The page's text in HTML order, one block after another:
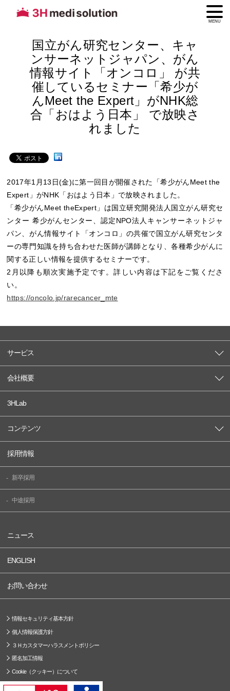
MENU
国立がん研究センター、キャ
ンサーネットジャパン、がん
情報サイト「オンコロ」 が共
催しているセミナー「希少が
んMeet the Expert」がNHK総
合「おはよう日本」 で放映さ
れました
2017年1月13日(金)に第一回目が開催された「希少がんMeet the
Expert」がNHK「おはよう日本」で放映されました。
「希少がんMeet theExpert」は国立研究開発法人国立がん研究セ
ンター 希少がんセンター、認定NPO法人キャンサーネットジャ
パン、がん情報サイト「オンコロ」の共催で国立がん研究センタ
ーの専門知識を持ち合わせた医師が講師となり、各種希少がんに
関する正しい情報を提供するセミナーです。
2月以降も順次実施予定です。詳しい内容は下記をご覧くださ
い。
https://oncolo.jp/rarecancer_mte
サービス
会社概要
3HLab
コンテンツ
採用情報
新卒採用
中途採用
ニュース
ENGLISH
お問い合わせ
情報セキュリティ基本方針
個人情報保護方針
３Ｈカスタマーハラスメントポリシー
匿名加工情報
Cookie（クッキー）について